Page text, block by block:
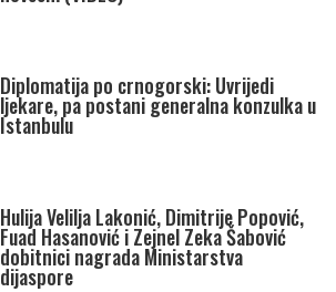
Diplomatija po crnogorski: Uvrijedi
ljekare, pa postani generalna konzulka u
Istanbulu
Hulija Velilja Lakonić, Dimitrije Popović,
Fuad Hasanović i Zejnel Zeka Šabović
dobitnici nagrada Ministarstva
dijaspore